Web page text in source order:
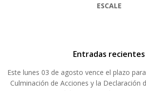
ESCALE
Entradas recientes
Este lunes 03 de agosto vence el plazo
Culminación de Acciones y la Declaración